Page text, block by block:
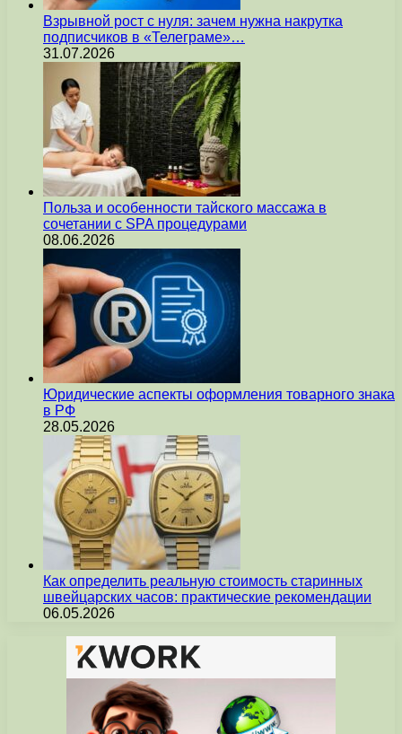
Взрывной рост с нуля: зачем нужна накрутка
подписчиков в «Телеграме»…
31.07.2026
Польза и особенности тайского массажа в
сочетании с SPA процедурами
08.06.2026
Юридические аспекты оформления товарного знака
в РФ
28.05.2026
Как определить реальную стоимость старинных
швейцарских часов: практические рекомендации
06.05.2026